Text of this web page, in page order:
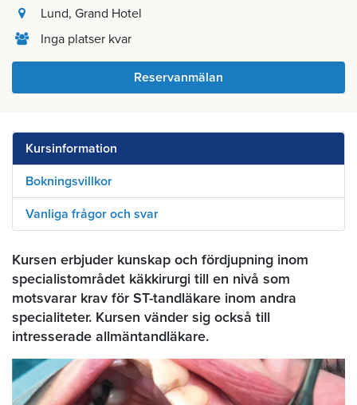
Lund, Grand Hotel
Inga platser kvar
Reservanmälan
Kursinformation
Bokningsvillkor
Vanliga frågor och svar
Kursen erbjuder kunskap och fördjupning inom
specialistområdet käkkirurgi till en nivå som
motsvarar krav för ST-tandläkare inom andra
specialiteter. Kursen vänder sig också till
intresserade allmäntandläkare.